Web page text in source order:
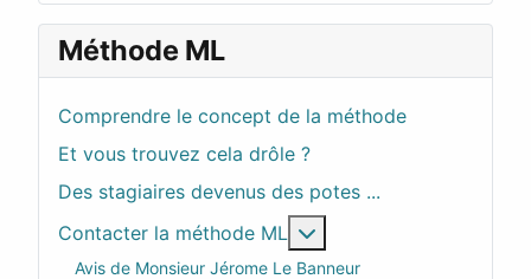
Méthode ML
Comprendre le concept de la méthode
Et vous trouvez cela drôle ?
Des stagiaires devenus des potes ...
Contacter la méthode ML
Avis de Monsieur Jérome Le Banneur